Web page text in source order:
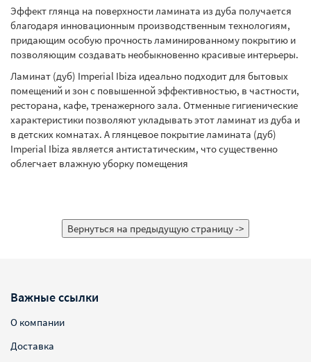
Эффект глянца на поверхности ламината из дуба получается
благодаря инновационным производственным технологиям,
придающим особую прочность ламинированному покрытию и
позволяющим создавать необыкновенно красивые интерьеры.
Ламинат (дуб) Imperial Ibiza идеально подходит для бытовых
помещений и зон с повышенной эффективностью, в частности,
ресторана, кафе, тренажерного зала. Отменные гигиенические
характеристики позволяют укладывать этот ламинат из дуба и
в детских комнатах. А глянцевое покрытие ламината (дуб)
Imperial Ibiza является антистатическим, что существенно
облегчает влажную уборку помещения
Важные ссылки
О компании
Доставка